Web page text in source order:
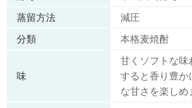
蒸留方法
減圧
分類
本格麦焼酎
味
甘くソフトな味
すると香り豊か
な甘さを楽しめ